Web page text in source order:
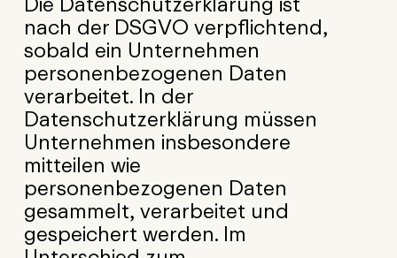
nach der DSGVO verpflichtend,
sobald ein Unternehmen
personenbezogenen Daten
verarbeitet. In der
Datenschutzerklärung müssen
Unternehmen insbesondere
mitteilen wie
personenbezogenen Daten
gesammelt, verarbeitet und
gespeichert werden. Im